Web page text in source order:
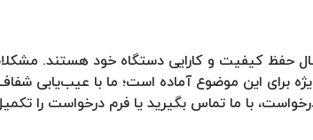
حفظ کیفیت و کارایی دستگاه خود هستند.
با ما تماس بگیرید یا فرم درخواست را